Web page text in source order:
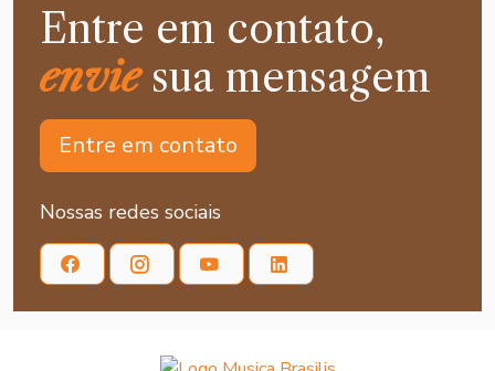
Entre em contato,
enviesua mensagem
Entre em contato
Nossas redes sociais